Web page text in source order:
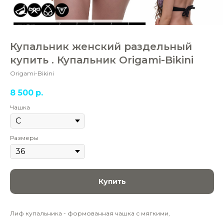
Купальник женский раздельный
купить . Купальник Origami-Bikini
Origami-Bikini
8 500 р.
Чашка
Размеры
Купить
Лиф купальника - формованная чашка с мягкими,